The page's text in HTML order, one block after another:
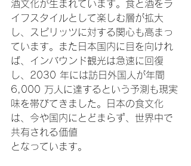
酒文化が生まれています。食と酒をラ
イフスタイルとして楽しむ層が拡大
し、スピリッツに対する関心も高まっ
ています。また日本国内に目を向けれ
ば、インバウンド観光は急速に回復
し、2030 年には訪日外国人が年間
6,000 万人に達するという予測も現実
味を帯びてきました。日本の食文化
は、今や国内にとどまらず、世界中で
共有される価値
となっています。